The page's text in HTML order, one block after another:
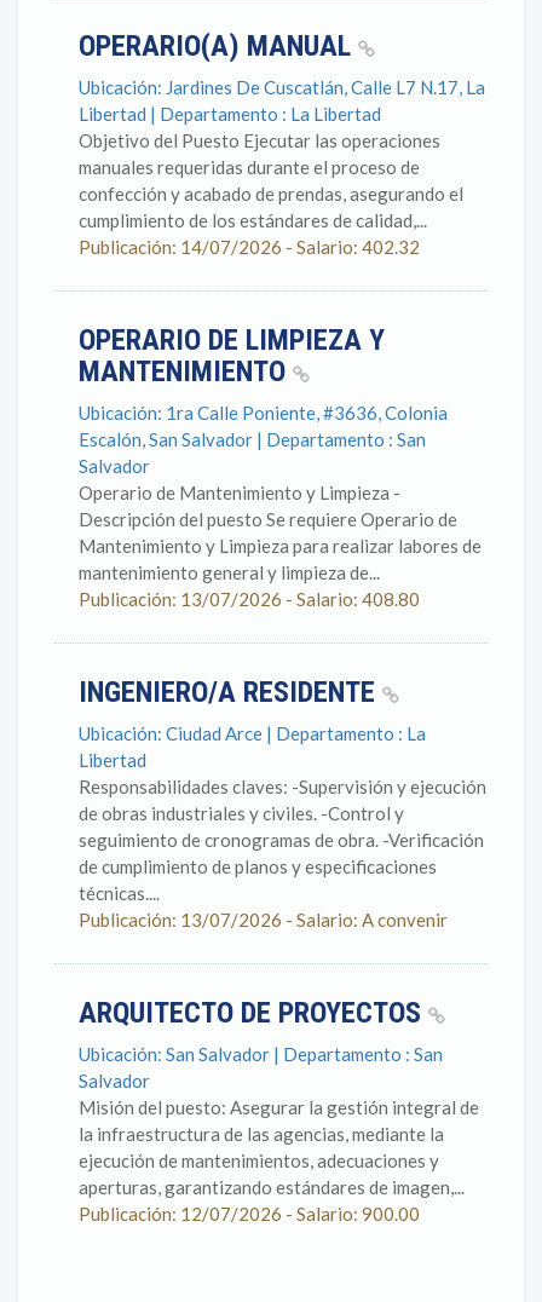
OPERARIO(A) MANUAL
Ubicación: Jardines De Cuscatlán, Calle L7 N.17, La
Libertad | Departamento : La Libertad
Objetivo del Puesto Ejecutar las operaciones
manuales requeridas durante el proceso de
confección y acabado de prendas, asegurando el
cumplimiento de los estándares de calidad,...
Publicación: 14/07/2026 - Salario: 402.32
OPERARIO DE LIMPIEZA Y
MANTENIMIENTO
Ubicación: 1ra Calle Poniente, #3636, Colonia
Escalón, San Salvador | Departamento : San
Salvador
Operario de Mantenimiento y Limpieza -
Descripción del puesto Se requiere Operario de
Mantenimiento y Limpieza para realizar labores de
mantenimiento general y limpieza de...
Publicación: 13/07/2026 - Salario: 408.80
INGENIERO/A RESIDENTE
Ubicación: Ciudad Arce | Departamento : La
Libertad
Responsabilidades claves: -Supervisión y ejecución
de obras industriales y civiles. -Control y
seguimiento de cronogramas de obra. -Verificación
de cumplimiento de planos y especificaciones
técnicas....
Publicación: 13/07/2026 - Salario: A convenir
ARQUITECTO DE PROYECTOS
Ubicación: San Salvador | Departamento : San
Salvador
Misión del puesto: Asegurar la gestión integral de
la infraestructura de las agencias, mediante la
ejecución de mantenimientos, adecuaciones y
aperturas, garantizando estándares de imagen,...
Publicación: 12/07/2026 - Salario: 900.00